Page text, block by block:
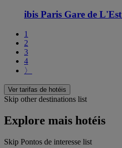
ibis Paris Gare de L'Est
1
2
3
4
〉
Ver tarifas de hotéis
Skip other destinations list
Explore mais hotéis
Skip Pontos de interesse list